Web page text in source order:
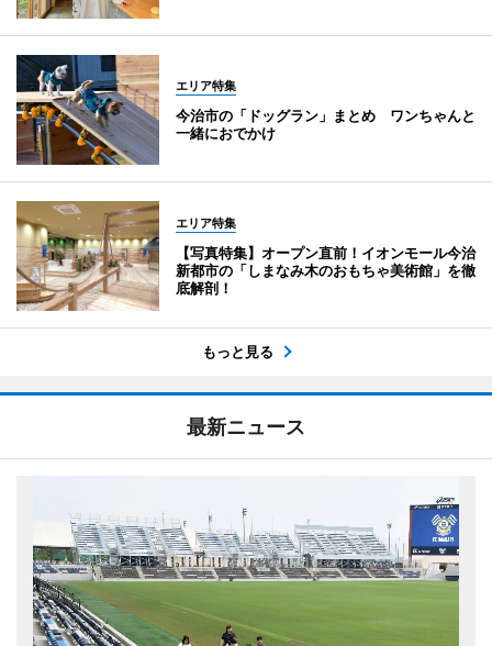
エリア特集
今治市の「ドッグラン」まとめ ワンちゃんと
一緒におでかけ
エリア特集
【写真特集】オープン直前！イオンモール今治
新都市の「しまなみ木のおもちゃ美術館」を徹
底解剖！
もっと見る
最新ニュース